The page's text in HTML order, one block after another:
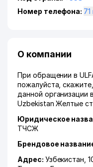
Номер телефона:
О компании
При обращении в
пожалуйста,
данной организации
Uzbekistan Желтые
Юридическое
ТЧСЖ
Брендовое
Адрес: Узбекистан,